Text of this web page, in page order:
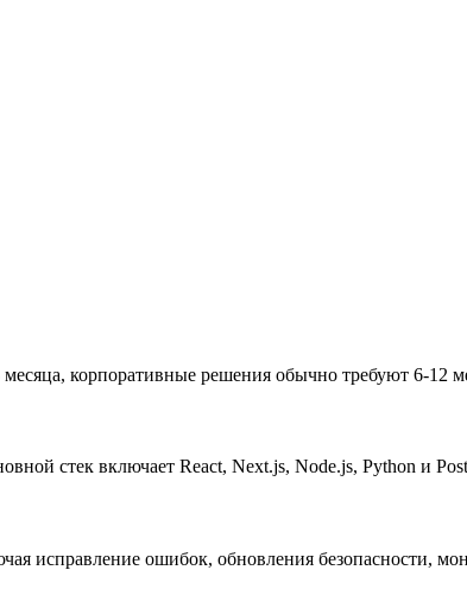
корпоративные решения обычно требуют 6-12
стек включает React, Next.js, Node.js, Python и
исправление ошибок, обновления безопасности,